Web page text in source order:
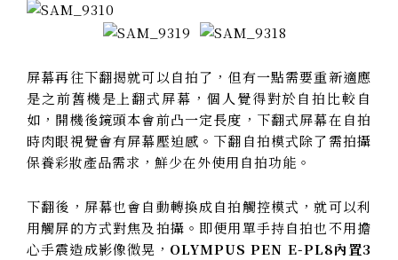
屏幕再往下翻揭就可以自拍了，但有一點需要重新適應
是之前舊機是上翻式屏幕，個人覺得對於自拍比較自
如，開機後鏡頭本會前凸一定長度， 下翻式屏幕在自拍
時肉眼視覺會有屏幕壓迫感。下翻自拍模式除了需拍攝
保養彩妝產品需求，鮮少在外使用自拍功能。
下翻後，屏幕也會自動轉換成自拍觸控模式，就可以利
用觸屏的方式對焦及拍攝。即便用單手持自拍也不用擔
心手震造成影像微晃， OLYMPUS PEN E-PL8內置3